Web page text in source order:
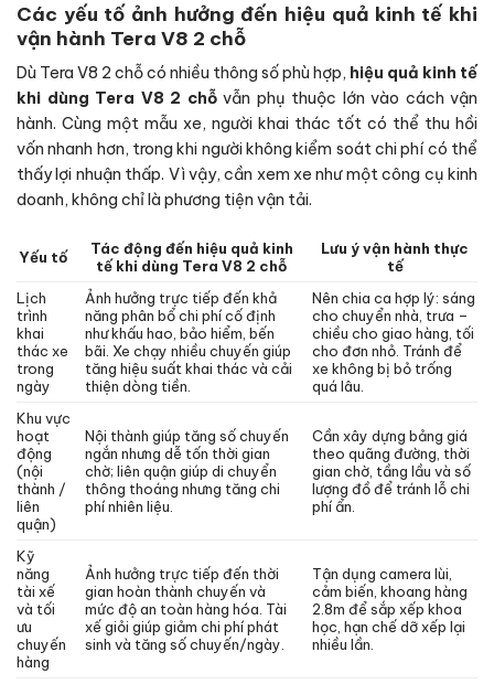
Các yếu tố ảnh hưởng đến hiệu quả kinh tế khi
vận hành Tera V8 2 chỗ
Dù Tera V8 2 chỗ có nhiều thông số phù hợp, hiệu quả kinh tế
khi dùng Tera V8 2 chỗvẫn phụ thuộc lớn vào cách vận
hành. Cùng một mẫu xe, người khai thác tốt có thể thu hồi
vốn nhanh hơn, trong khi người không kiểm soát chi phí có thể
thấy lợi nhuận thấp. Vì vậy, cần xem xe như một công cụ kinh
doanh, không chỉ là phương tiện vận tải.
Yếu tố
Tác động đến hiệu quả kinh
tế khi dùng Tera V8 2 chỗ
Lưu ý vận hành thực
tế
Lịch
trình
khai
thác xe
trong
ngày
Ảnh hưởng trực tiếp đến khả
năng phân bổ chi phí cố định
như khấu hao, bảo hiểm, bến
bãi. Xe chạy nhiều chuyến giúp
tăng hiệu suất khai thác và cải
thiện dòng tiền.
Nên chia ca hợp lý: sáng
cho chuyển nhà, trưa –
chiều cho giao hàng, tối
cho đơn nhỏ. Tránh để
xe không bị bỏ trống
quá lâu.
Khu vực
hoạt
động
(nội
thành /
liên
quận)
Nội thành giúp tăng số chuyến
ngắn nhưng dễ tốn thời gian
chờ; liên quận giúp di chuyển
thông thoáng nhưng tăng chi
phí nhiên liệu.
Cần xây dựng bảng giá
theo quãng đường, thời
gian chờ, tầng lầu và số
lượng đồ để tránh lỗ chi
phí ẩn.
Kỹ
năng
tài xế
và tối
ưu
chuyến
hàng
Ảnh hưởng trực tiếp đến thời
gian hoàn thành chuyến và
mức độ an toàn hàng hóa. Tài
xế giỏi giúp giảm chi phí phát
sinh và tăng số chuyến/ngày.
Tận dụng camera lùi,
cảm biến, khoang hàng
2.8m để sắp xếp khoa
học, hạn chế dỡ xếp lại
nhiều lần.